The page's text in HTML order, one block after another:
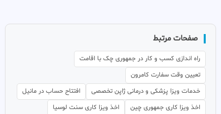
صفحات مرتبط
راه اندازی کسب و کار در جمهوری چک با اقامت
تعیین وقت سفارت کامرون
خدمات ویزا پزشکی و درمانی ژاپن تخصصی
افتتاح حساب در مانیل
اخذ ویزا کاری جمهوری چین
اخذ ویزا کاری سنت لوسیا